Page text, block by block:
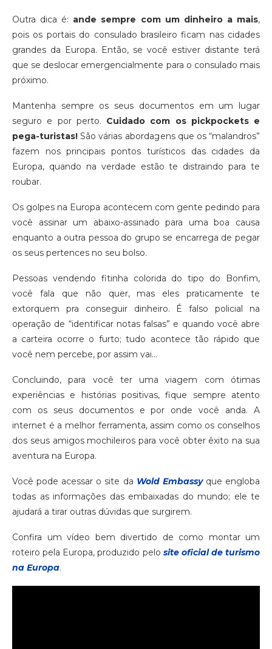
Outra dica é: ande sempre com um dinheiro a mais,
pois os portais do consulado brasileiro ficam nas cidades
grandes da Europa. Então, se você estiver distante terá
que se deslocar emergencialmente para o consulado mais
próximo.
Mantenha sempre os seus documentos em um lugar
seguro e por perto. Cuidado com os pickpockets e
pega-turistas! São várias abordagens que os “malandros”
fazem nos principais pontos turísticos das cidades da
Europa, quando na verdade estão te distraindo para te
roubar.
Os golpes na Europa acontecem com gente pedindo para
você assinar um abaixo-assinado para uma boa causa
enquanto a outra pessoa do grupo se encarrega de pegar
os seus pertences no seu bolso.
Pessoas vendendo fitinha colorida do tipo do Bonfim,
você fala que não quer, mas eles praticamente te
extorquem pra conseguir dinheiro. É falso policial na
operação de “identificar notas falsas” e quando você abre
a carteira ocorre o furto; tudo acontece tão rápido que
você nem percebe, por assim vai…
Concluindo, para você ter uma viagem com ótimas
experiências e histórias positivas, fique sempre atento
com os seus documentos e por onde você anda. A
internet é a melhor ferramenta, assim como os conselhos
dos seus amigos mochileiros para você obter êxito na sua
aventura na Europa.
Você pode acessar o site da Wold Embassyque engloba
todas as informações das embaixadas do mundo; ele te
ajudará a tirar outras dúvidas que surgirem.
Confira um vídeo bem divertido de como montar um
roteiro pela Europa, produzido pelo site oficial de turismo
na Europa.